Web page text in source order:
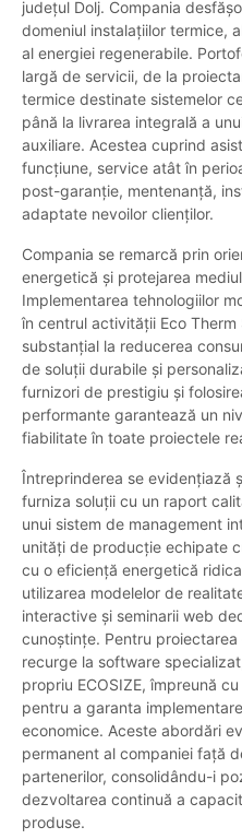
județul Dolj. Compania
domeniul instalațiilor termice,
al energiei regenerabile.
largă de servicii, de la
termice destinate sistemelor
până la livrarea integrală a
auxiliare. Acestea cuprind
funcțiune, service atât în
post-garanție, mentenanță,
adaptate nevoilor clienților.
Compania se remarcă prin
energetică și protejarea
Implementarea tehnologiilor
în centrul activității Eco
substanțial la reducerea
de soluții durabile și
furnizori de prestigiu și
performante garantează un
fiabilitate în toate proiectele
Întreprinderea se evidențiază
furniza soluții cu un raport
unui sistem de management
unități de producție echipate
cu o eficiență energetică
utilizarea modelelor de
interactive și seminarii web
cunoștințe. Pentru proiectarea
recurge la software
propriu ECOSIZE, împreună
pentru a garanta
economice. Aceste abordări
permanent al companiei față
partenerilor, consolidându-i
dezvoltarea continuă a
produse.